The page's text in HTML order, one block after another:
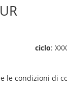
ciclo:
le condizioni di